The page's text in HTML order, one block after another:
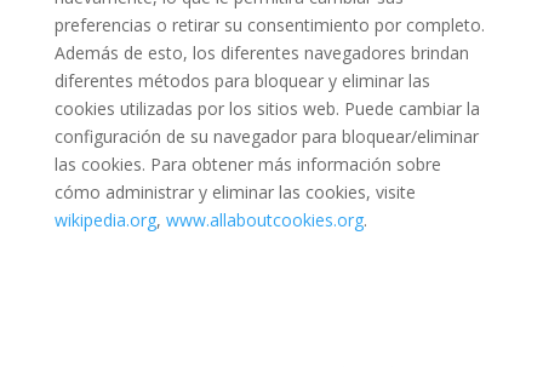
preferencias o retirar su consentimiento por completo.
Además de esto, los diferentes navegadores brindan
diferentes métodos para bloquear y eliminar las
cookies utilizadas por los sitios web. Puede cambiar la
configuración de su navegador para bloquear/eliminar
las cookies. Para obtener más información sobre
cómo administrar y eliminar las cookies, visite
wikipedia.org, www.allaboutcookies.org.